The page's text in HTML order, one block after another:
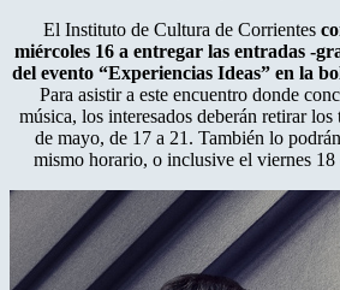
El Instituto de Cultura de Corrientes
miércoles 16 a entregar las entradas -
del evento “Experiencias Ideas” en la
Para asistir a este encuentro donde
música, los interesados deberán retirar
de mayo, de 17 a 21. También lo
mismo horario, o inclusive el viernes 18